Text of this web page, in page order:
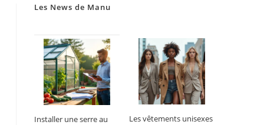
Les News de Manu
Installer une serre au
Les vêtements unisexes